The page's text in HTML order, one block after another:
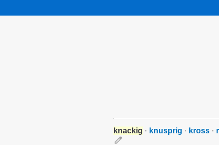
knackig · knusprig · kross ·